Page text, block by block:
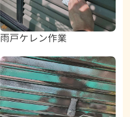
雨戸ケレン作業